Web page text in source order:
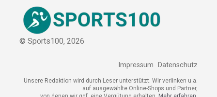
© Sports100, 2026
Impressum Datenschutz
Unsere Redaktion wird durch Leser unterstützt. Wir verlinken u.a.
auf ausgewählte Online-Shops und Partner,